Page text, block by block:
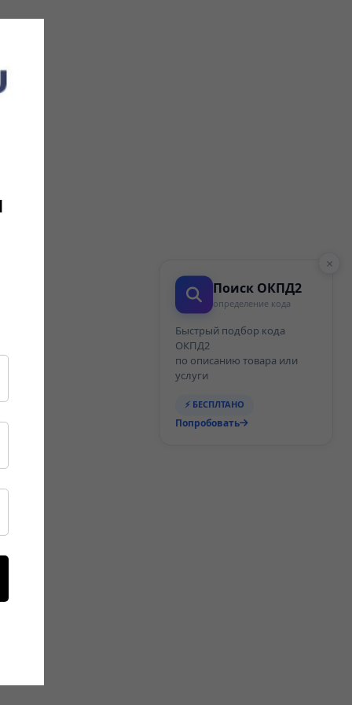
×
Поиск ОКПД2
определение кода
Быстрый подбор кода
ОКПД2
по описанию товара или
услуги
⚡ БЕСПЛТАНО
Попробовать